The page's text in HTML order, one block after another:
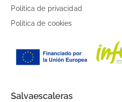
Política de privacidad
Política de cookies
Salvaescaleras